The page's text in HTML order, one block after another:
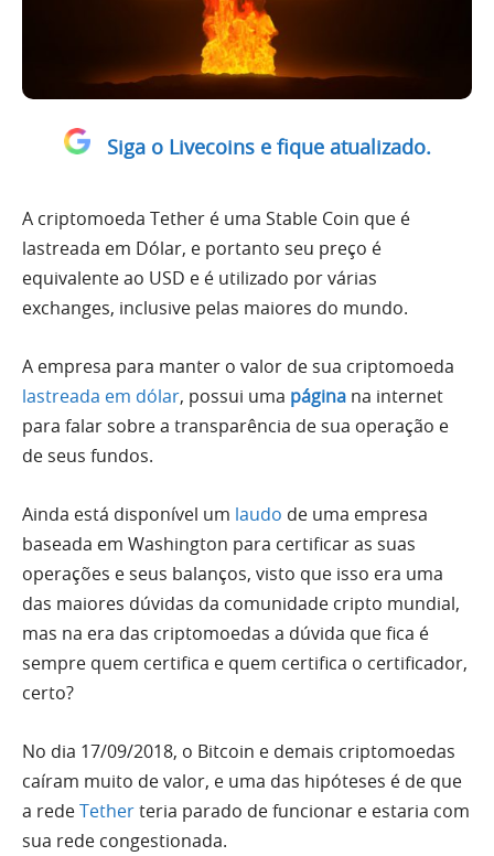
Siga o Livecoins e fique atualizado.
A criptomoeda Tether é uma Stable Coin que é
lastreada em Dólar, e portanto seu preço é
equivalente ao USD e é utilizado por várias
exchanges, inclusive pelas maiores do mundo.
A empresa para manter o valor de sua criptomoeda
lastreada em dólar, possui uma página na internet
para falar sobre a transparência de sua operação e
de seus fundos.
Ainda está disponível um laudo de uma empresa
baseada em Washington para certificar as suas
operações e seus balanços, visto que isso era uma
das maiores dúvidas da comunidade cripto mundial,
mas na era das criptomoedas a dúvida que fica é
sempre quem certifica e quem certifica o certificador,
certo?
No dia 17/09/2018, o Bitcoin e demais criptomoedas
caíram muito de valor, e uma das hipóteses é de que
a redeTetherteria parado de funcionar e estaria com
sua rede congestionada.